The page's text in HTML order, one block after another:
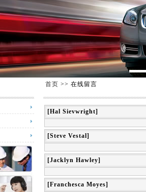
首页 >> 在线留言
[Hal Sievwright]
[Steve Vestal]
[Jacklyn Hawley]
[Franchesca Moyes]